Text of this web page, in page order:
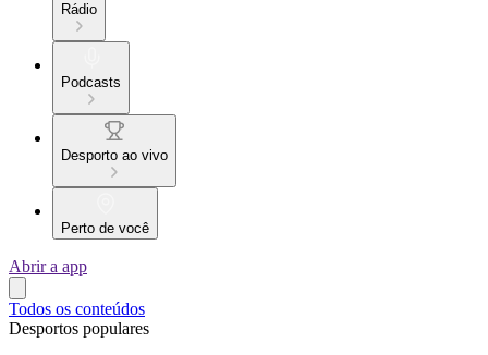
Rádio
Podcasts
Desporto ao vivo
Perto de você
Abrir a app
Todos os conteúdos
Desportos populares